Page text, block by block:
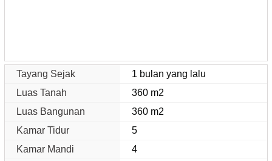
Tayang Sejak
1 bulan yang lalu
Luas Tanah
360 m2
Luas Bangunan
360 m2
Kamar Tidur
5
Kamar Mandi
4